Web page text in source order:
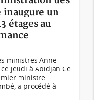
inaugure un
étages au
ministres Anne
jeudi à Abidjan Ce
ministre
a procédé à